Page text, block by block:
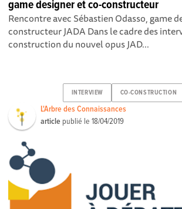
game designer et co-constructeur
Rencontre avec Sébastien Odasso, game
constructeur JADA Dans le cadre des
construction du nouvel opus JAD...
INTERVIEW CO-CONSTRUCTION
L'Arbre des Connaissances
article publié le18/04/2019